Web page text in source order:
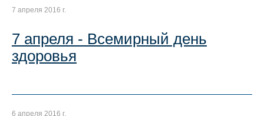
7 апреля 2016 г.
7 апреля - Всемирный день
здоровья
6 апреля 2016 г.